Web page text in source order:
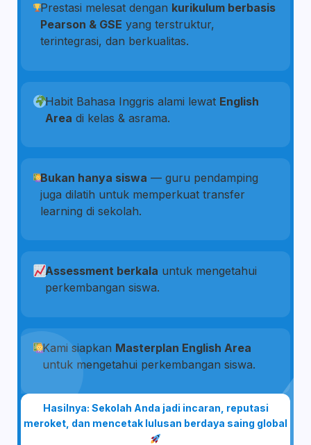
Prestasi melesat dengan kurikulum berbasis
Pearson & GSE yang terstruktur,
terintegrasi, dan berkualitas.
Habit Bahasa Inggris alami lewat English
Area di kelas & asrama.
Bukan hanya siswa — guru pendamping
juga dilatih untuk memperkuat transfer
learning di sekolah.
Assessment berkala untuk mengetahui
perkembangan siswa.
Kami siapkan Masterplan English Area
untuk mengetahui perkembangan siswa.
Hasilnya: Sekolah Anda jadi incaran, reputasi
meroket, dan mencetak lulusan berdaya saing global